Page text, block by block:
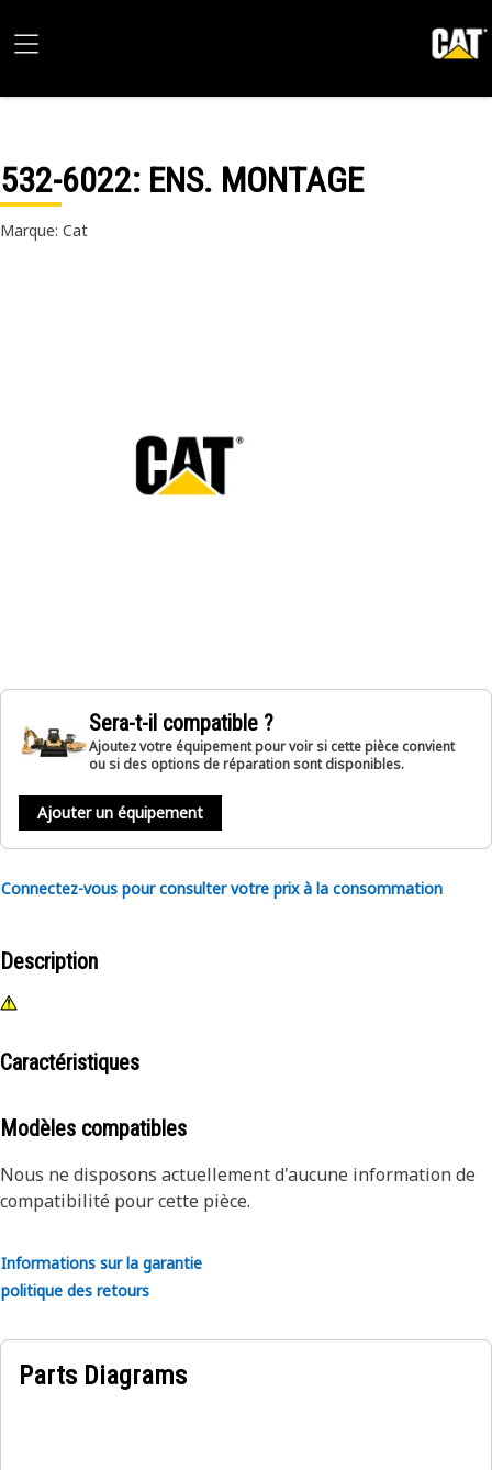
532-6022: ENS. MONTAGE
Marque: Cat
Sera-t-il compatible ?
Ajoutez votre équipement pour voir si cette pièce convient
ou si des options de réparation sont disponibles.
Ajouter un équipement
Connectez-vous pour consulter votre prix à la consommation
Description
Caractéristiques
Modèles compatibles
Nous ne disposons actuellement d'aucune information de
compatibilité pour cette pièce.
Informations sur la garantie
politique des retours
Parts Diagrams